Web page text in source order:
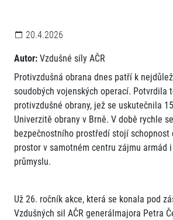
20.4.2026
Autor: Vzdušné síly AČR
Protivzdušná obrana dnes patří k
soudobých vojenských operací. Potvrdila
protivzdušné obrany, jež se uskutečnila
Univerzitě obrany v Brně. V době rychle
bezpečnostního prostředí stojí schopnost
prostor v samotném centru zájmu armád
průmyslu.
Už 26. ročník akce, která se konala pod
Vzdušných sil AČR generálmajora Petra